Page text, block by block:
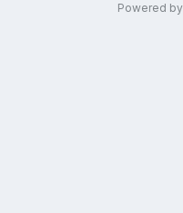
Powered